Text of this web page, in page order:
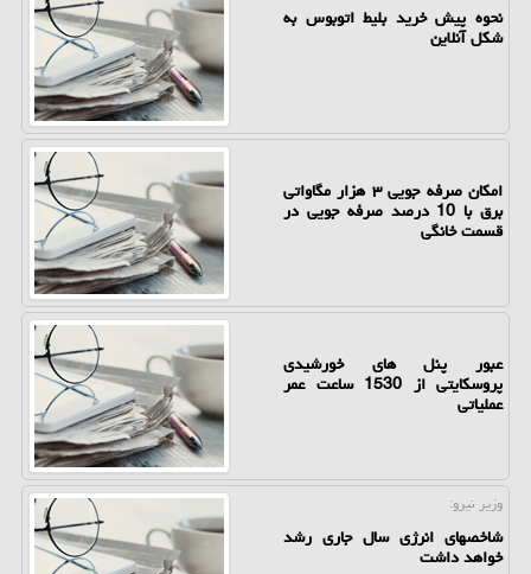
نحوه پیش خرید بلیط اتوبوس به
شکل آنلاین
امکان صرفه جویی ۳ هزار مگاواتی
برق با 10 درصد صرفه جویی در
قسمت خانگی
عبور پنل های خورشیدی
پروسکایتی از 1530 ساعت عمر
عملیاتی
وزیر نیرو:
شاخصهای انرژی سال جاری رشد
خواهد داشت